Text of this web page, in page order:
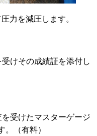
力を減圧します。
けその成績証を添付し
受けたマスターゲージ
。（有料）